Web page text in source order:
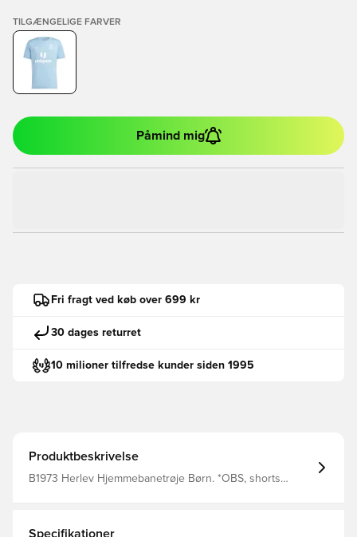
TILGÆNGELIGE FARVER
Påmind mig
Fri fragt ved køb over 699 kr
30 dages returret
10 milioner tilfredse kunder siden 1995
Produktbeskrivelse
B1973 Herlev Hjemmebanetrøje Børn. *OBS, shorts
Rund hals Klassiske 3-Stripes ned langs siderne Mesh
Specifikationer